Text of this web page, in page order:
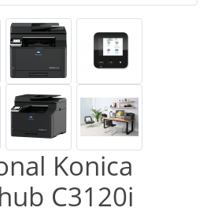
Konica
C3120i